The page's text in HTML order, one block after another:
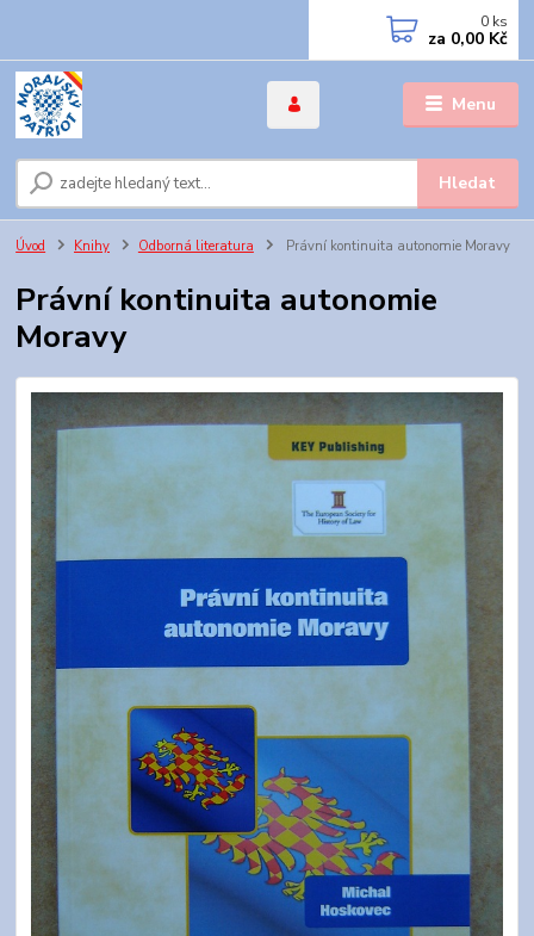
Menu
Hledat
0 ks
za 0,00 Kč
Úvod Knihy Odborná literatura Právní kontinuita autonomie Moravy
Právní kontinuita autonomie
Moravy